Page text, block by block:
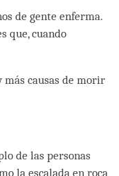
de gente enferma.
que, cuando
más causas de morir
de las personas
la escalada en roca